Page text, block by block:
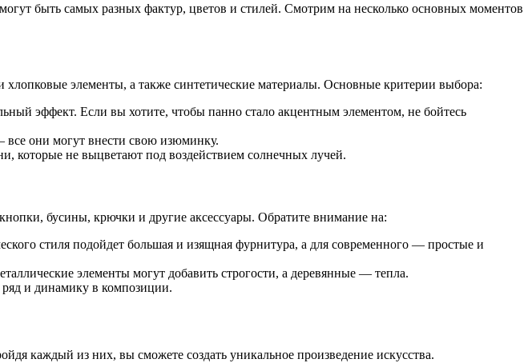
быть самых разных фактур, цветов и стилей. Смотрим на несколько основных моментов
элементы, а также синтетические материалы. Основные критерии выбора:
эффект. Если вы хотите, чтобы панно стало акцентным элементом, не бойтесь
все они могут внести свою изюминку.
которые не выцветают под воздействием солнечных лучей.
бусины, крючки и другие аксессуары. Обратите внимание на:
стиля подойдет большая и изящная фурнитура, а для современного — простые и
элементы могут добавить строгости, а деревянные — тепла.
ряд и динамику в композиции.
каждый из них, вы сможете создать уникальное произведение искусства.